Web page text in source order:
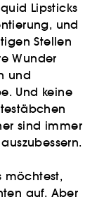
Lipsticks
und
Stellen
Wunder
und
Und keine
sind immer
möchtest,
auf. Aber